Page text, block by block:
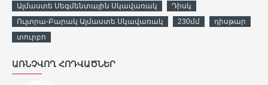
Ալմաստե Սեգմենտային Սկավառակ
Դիսկ
Ուլտրա-Բարակ Ալմաստե Սկավառակ
230մմ
դիսթար
տուրբո
ԱՌՆՉՎՈՂ ՀՈԴՎԱԾՆԵՐ